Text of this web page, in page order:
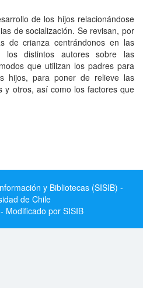
de los hijos relacionándose
de socialización. Se revisan, por
de crianza centrándonos en las
los distintos autores sobre las
que utilizan los padres para
hijos, para poner de relieve las
y otros, así como los factores que
y Bibliotecas (SISIB) -
de Chile
Modificado por SISIB